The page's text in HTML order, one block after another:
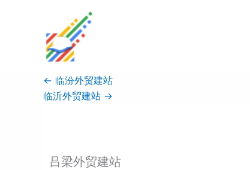
← 临汾外贸建站
临沂外贸建站 →
吕梁外贸建站